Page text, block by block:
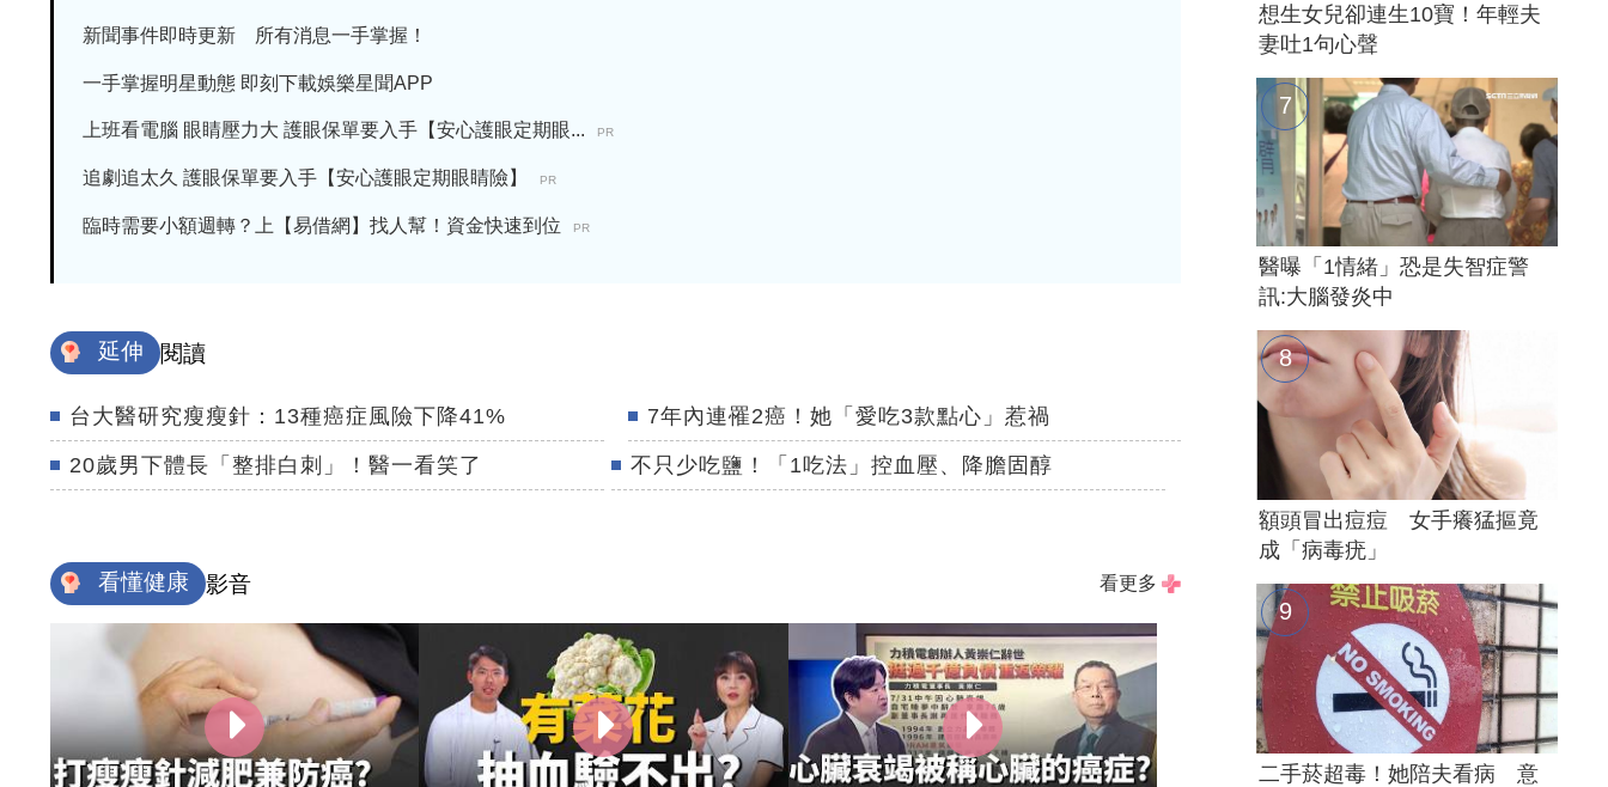
新聞事件即時更新 所有消息一手掌握！
一手掌握明星動態 即刻下載娛樂星聞APP
上班看電腦 眼睛壓力大 護眼保單要入手【安心護眼定期眼... PR
追劇追太久 護眼保單要入手【安心護眼定期眼睛險】 PR
臨時需要小額週轉？上【易借網】找人幫！資金快速到位 PR
延伸 閱讀
台大醫研究瘦瘦針：13種癌症風險下降41% 7年內連罹2癌！她「愛吃3款點心」惹禍
20歲男下體長「整排白刺」！醫一看笑了 不只少吃鹽！「1吃法」控血壓、降膽固醇
看懂健康 影音 看更多
想生女兒卻連生10寶！年輕夫
妻吐1句心聲
醫曝「1情緒」恐是失智症警
訊:大腦發炎中
額頭冒出痘痘 女手癢猛摳竟
成「病毒疣」
二手菸超毒！她陪夫看病 意